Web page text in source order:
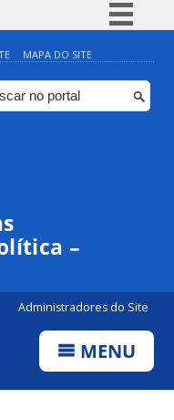
Simplifique!
Comunica BR
Participe
MAPA DO SITE
–
Administradores do Site
MENU